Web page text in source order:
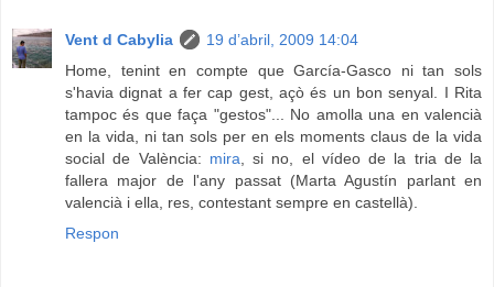
Vent d Cabylia
19 d’abril, 2009 14:04
Home, tenint en compte que García-Gasco ni tan sols
s'havia dignat a fer cap gest, açò és un bon senyal. I Rita
tampoc és que faça "gestos"... No amolla una en valencià
en la vida, ni tan sols per en els moments claus de la vida
social de València: mira , si no, el vídeo de la tria de la
fallera major de l'any passat (Marta Agustín parlant en
valencià i ella, res, contestant sempre en castellà).
Respon